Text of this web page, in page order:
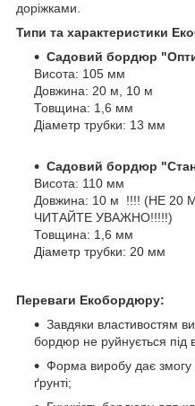
доріжками.
Типи та характеристики
Садовий бордюр
Висота: 105 мм
Довжина: 20 м, 10 м
Товщина: 1,6 мм
Діаметр трубки: 13 мм
Садовий бордюр
Висота: 110 мм
Довжина: 10 м !!!! (НЕ 20
ЧИТАЙТЕ УВАЖНО!!!!!)
Товщина: 1,6 мм
Діаметр трубки: 20 мм
Переваги Екобордюру:
Завдяки властивостям
бордюр не руйнується під
Форма виробу дає змогу
ґрунті;